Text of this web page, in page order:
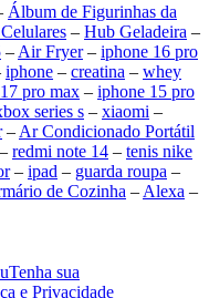
Álbum de Figurinhas da
– Hub Geladeira –
– Air Fryer– iphone 16 pro
iphone – creatina – whey
pro max – iphone 15 pro
series s – xiaomi –
– Ar Condicionado Portátil
– redmi note 14 – tenis nike
– ipad – guarda roupa –
de Cozinha – Alexa –
Tenha sua
e Privacidade